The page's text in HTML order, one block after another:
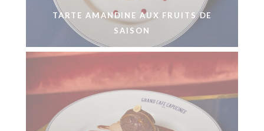
TARTE AMANDINE AUX FRUITS DE
SAISON